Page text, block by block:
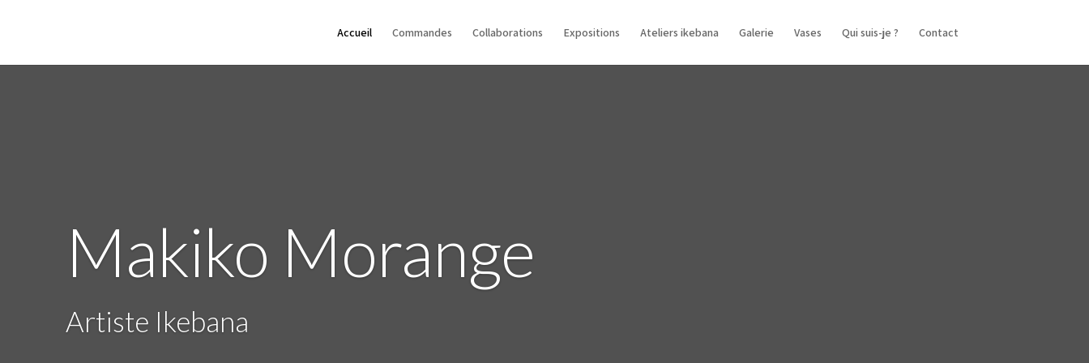
Accueil Commandes Collaborations Expositions Ateliers ikebana Galerie Vases Qui suis-je ? Contact
Makiko Morange
Artiste Ikebana